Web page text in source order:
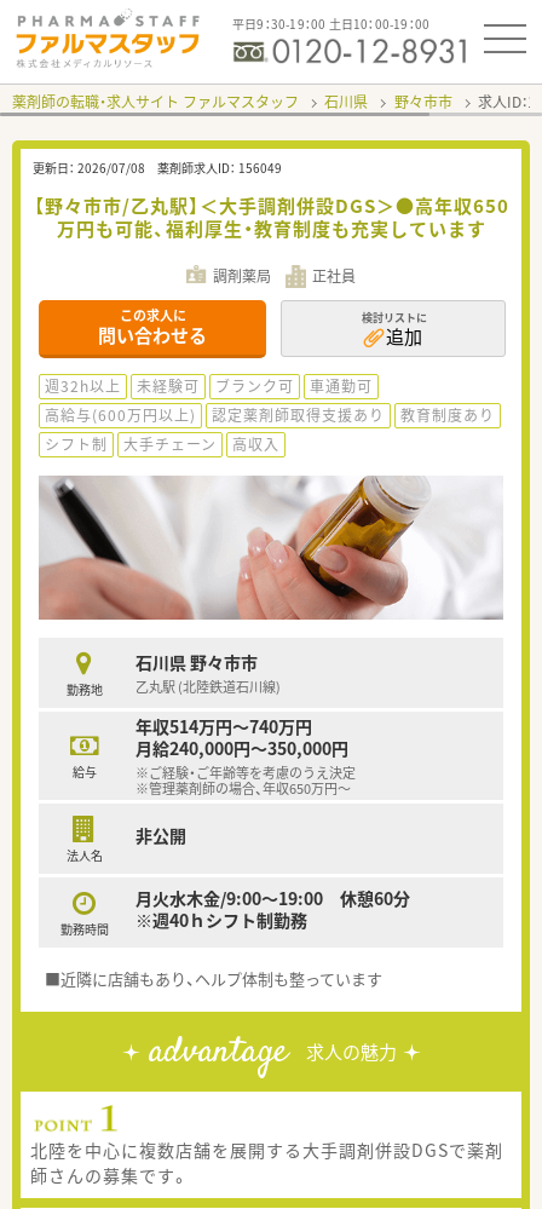
平日9：30-19：00 土日10：00-19：00
薬剤師の転職・求人サイト ファルマスタッフ 石川県 野々市市 求人ID：
更新日： 2026/07/08 薬剤師求人ID： 156049
【野々市市/乙丸駅】＜大手調剤併設DGS＞●高年収650
万円も可能、福利厚生・教育制度も充実しています
調剤薬局 正社員
この求人に
問い合わせる
検討リストに
追加
週32h以上 未経験可 ブランク可
車通勤可
高給与(600万円以上)
認定薬剤師取得支援あり
教育制度あり
シフト制
大手チェーン 高収入
勤務地
石川県 野々市市
乙丸駅 (北陸鉄道石川線)
給与
年収514万円～740万円
月給240,000円～350,000円
※ご経験・ご年齢等を考慮のうえ決定
※管理薬剤師の場合、年収650万円～
法人名
非公開
勤務時間
月火水木金/9:00～19:00 休憩60分
※週40ｈシフト制勤務
■近隣に店舗もあり、ヘルプ体制も整っています
advantage 求人の魅力
北陸を中心に複数店舗を展開する大手調剤併設DGSで薬剤
師さんの募集です。